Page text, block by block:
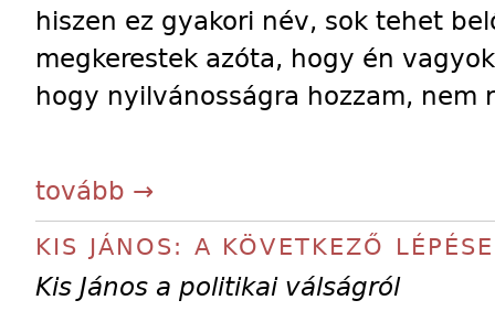
hiszen ez gyakori név, sok tehet
megkerestek azóta, hogy én
hogy nyilvánosságra hozzam, nem
tovább →
KIS JÁNOS: A KÖVETKEZŐ
Kis János a politikai válságról